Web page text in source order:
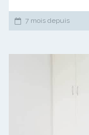
7 mois depuis